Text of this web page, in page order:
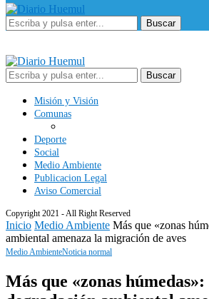
Buscar
Buscar
Misión y Visión
Comunas
Deporte
Social
Medio Ambiente
Publicacion Legal
Aviso Comercial
Copyright 2021 - All Right Reserved
Inicio Medio Ambiente Más que «zonas
ambiental amenaza la migración de aves
Medio AmbienteNoticia normal
Más que «zonas